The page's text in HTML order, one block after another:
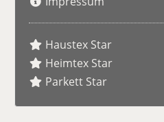
Haustex Star
Heimtex Star
Parkett Star